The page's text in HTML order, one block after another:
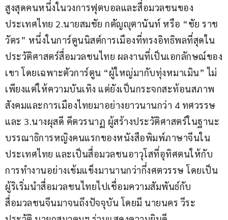
สูงสุดคนหนึ่งในวงการฟุตบอลและสื่อมวลชนของ
ประเทศไทย 2.นายสมชัย กตัญญุตานันท์ หรือ “ชัย ราช
วัตร” หนึ่งในการ์ตูนนิสต์การเมืองที่ทรงอิทธิพลที่สุดใน
ประวัติศาสตร์สื่อมวลชนไทย ผลงานที่เป็นเอกลักษณ์ของ
เขา โดยเฉพาะตัวการ์ตูน “ผู้ใหญ่มากับทุ่งหมาเมิน” ไม่
เพียงแต่ให้ความบันเทิง แต่ยังเป็นกระจกสะท้อนสภาพ
สังคมและการเมืองไทยมาอย่างยาวนานกว่า 4 ทศวรรษ
และ 3.นางผุสดี คีตวรนาฏ ผู้สร้างประวัติศาสตร์ในฐานะ
บรรณาธิการหญิงคนแรกของหนังสือพิมพ์ภาษาจีนใน
ประเทศไทย และเป็นสื่อมวลชนอาวุโสที่อุทิศตนให้กับ
การทำงานอย่างเข้มแข็งมานานกว่ากึ่งศตวรรษ โดยเป็น
ผู้ริเริ่มนำสื่อมวลชนไทยไปเชื่อมความสัมพันธ์กับ
สื่อมวลชนจีนมาจนถึงปัจจุบัน โดยมี นายนคร วีระ